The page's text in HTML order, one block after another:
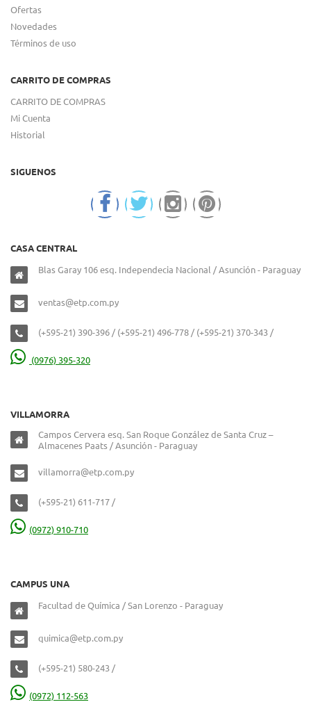
Ofertas
Novedades
Términos de uso
CARRITO DE COMPRAS
CARRITO DE COMPRAS
Mi Cuenta
Historial
SIGUENOS
CASA CENTRAL
Blas Garay 106 esq. Independecia Nacional / Asunción - Paraguay
ventas@etp.com.py
(+595-21) 390-396 / (+595-21) 496-778 / (+595-21) 370-343 /
(0976) 395-320
VILLAMORRA
Campos Cervera esq. San Roque González de Santa Cruz –
Almacenes Paats / Asunción - Paraguay
villamorra@etp.com.py
(+595-21) 611-717 /
(0972) 910-710
CAMPUS UNA
Facultad de Química / San Lorenzo - Paraguay
quimica@etp.com.py
(+595-21) 580-243 /
(0972) 112-563